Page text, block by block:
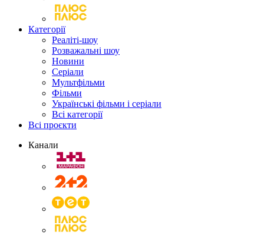
Категорії
Реаліті-шоу
Розважальні шоу
Новини
Серіали
Мультфільми
Фільми
Українські фільми і серіали
Всі категорії
Всі проєкти
Канали